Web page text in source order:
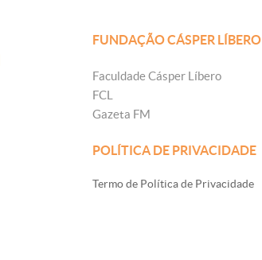
FUNDAÇÃO CÁSPER LÍBERO
Faculdade Cásper Líbero
FCL
Gazeta FM
POLÍTICA DE PRIVACIDADE
Termo de Política de Privacidade